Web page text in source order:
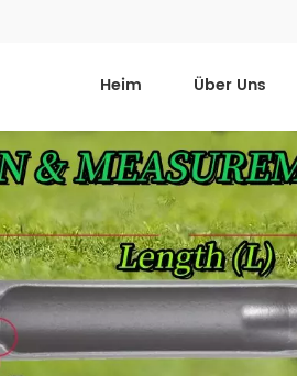
Heim Über Uns